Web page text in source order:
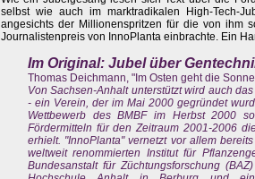
selbst wie auch im marktradikalen High-Tech-
angesichts der Millionenspritzen für die von ihm
Journalistenpreis von InnoPlanta einbrachte. Ein
Im Original: Jubel über
Thomas Deichmann, "Im Osten geht die
Von Sachsen-Anhalt unterstützt wird auch
- ein Verein, der im Mai 2000 gegründet
Wettbewerb des BMBF im Herbst 2000
Fördermitteln für den Zeitraum 2001-2006
erhielt. "InnoPlanta" vernetzt vor allem
weltweit renommierten Institut für
Bundesanstalt für Züchtungsforschung